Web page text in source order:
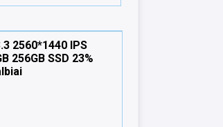
2560*1440 IPS
256GB SSD 23%